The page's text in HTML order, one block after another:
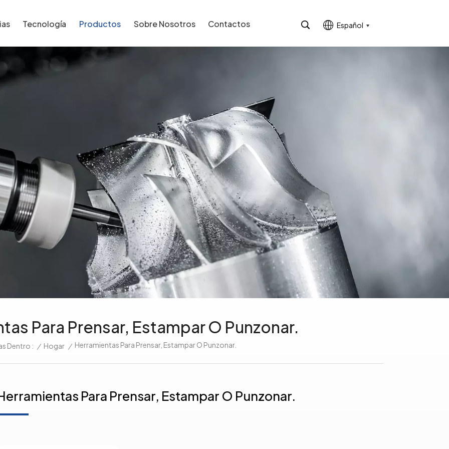
Tecnología Productos Sobre Nosotros Contactos Español
Para Prensar, Estampar O Punzonar.
Dentro : / Hogar / Herramientas Para Prensar, Estampar O Punzonar.
Para Prensar, Estampar O Punzonar.